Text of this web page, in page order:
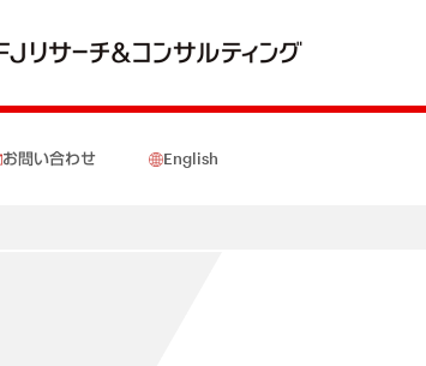
お問い合わせ English